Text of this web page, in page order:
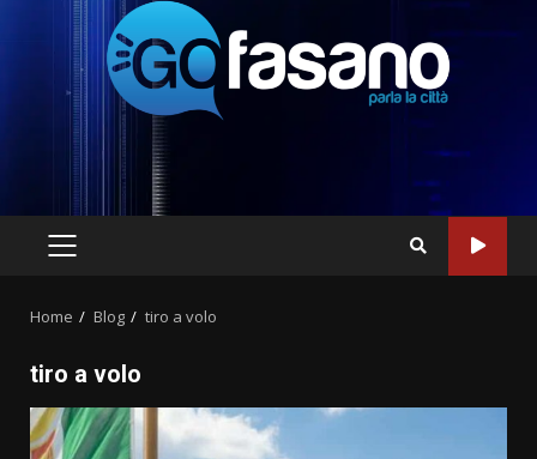
PRIMARY
Home Blog tiro a volo
tiro a volo